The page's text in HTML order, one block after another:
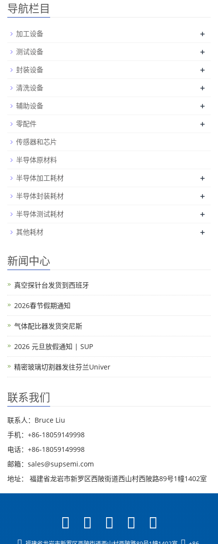
导航栏目
加工设备 +
测试设备 +
封装设备 +
清洗设备 +
辅助设备 +
零配件 +
传感器和芯片
半导体原材料
半导体加工耗材
+
半导体封装耗材 +
半导体测试耗材 +
其他耗材 +
新闻中心
真空探针台发货到西班牙
2026春节假期通知
气体配比器发货突尼斯
2026 元旦放假通知 | SUP
精密玻璃切割器发往芬兰Univer
联系我们
联系人：Bruce Liu
手机：+86-18059149998
电话：+86-18059149998
邮箱：sales@supsemi.com
地址： 福建省龙岩市新罗区西陂街道西山村西陂路89号1幢1402室